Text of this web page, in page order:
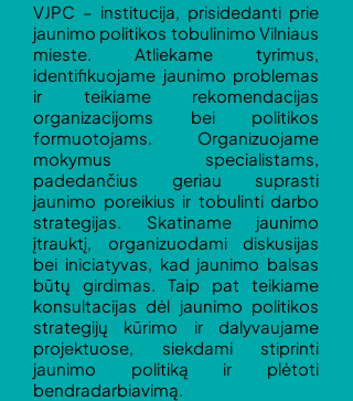
VJPC – institucija, prisidedanti prie
jaunimo politikos tobulinimo Vilniaus
mieste. Atliekame tyrimus,
identifikuojame jaunimo problemas
ir teikiame rekomendacijas
organizacijoms bei politikos
formuotojams. Organizuojame
mokymus specialistams,
padedančius geriau suprasti
jaunimo poreikius ir tobulinti darbo
strategijas. Skatiname jaunimo
įtrauktį, organizuodami diskusijas
bei iniciatyvas, kad jaunimo balsas
būtų girdimas. Taip pat teikiame
konsultacijas dėl jaunimo politikos
strategijų kūrimo ir dalyvaujame
projektuose, siekdami stiprinti
jaunimo politiką ir plėtoti
bendradarbiavimą.